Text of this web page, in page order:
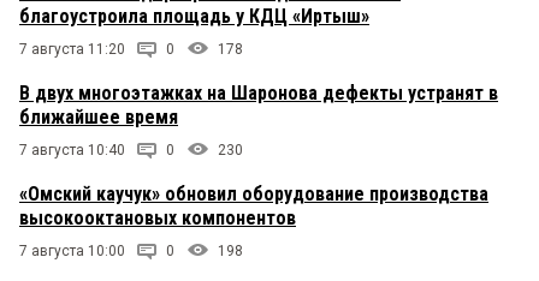
благоустроила площадь у КДЦ «Иртыш»
7 августа 11:20 0 178
В двух многоэтажках на Шаронова дефекты устранят в
ближайшее время
7 августа 10:40 0 230
«Омский каучук» обновил оборудование производства
высокооктановых компонентов
7 августа 10:00 0 198